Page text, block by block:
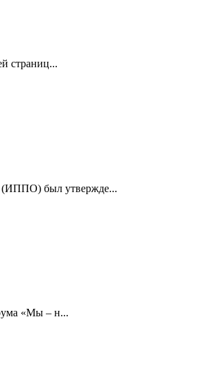
страниц...
(ИППО) был утвержде...
«Мы – н...